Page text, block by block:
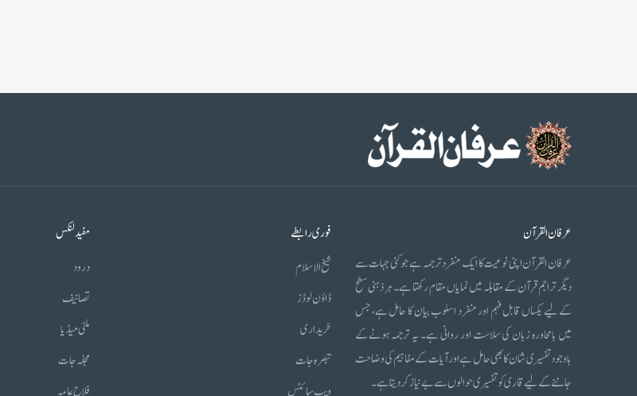
عرفان القرآن
عرفان القرآن اپنی نوعیت کا ایک منفرد ترجمہ ہے جو کئی جہات سے
دیگر تراجم قرآن کے مقابلہ میں نمایاں مقام رکھتا ہے۔ ہر ذہنی سطح
کے لیے یکساں قابل فہم اور منفرد اسلوب بیان کا حامل ہے، جس
میں بامحاورہ زبان کی سلاست اور روانی ہے۔ یہ ترجمہ ہونے کے
باوجود تفسیری شان کا بھی حامل ہے اور آیات کے مفاہیم کی وضاحت
جاننے کے لیے قاری کو تفسیری حوالوں سے بے نیاز کر دیتا ہے۔
فوری رابطے
شیخ الاسلام
ڈاؤن لوڈز
خریداری
تبصرہ جات
ویب سائٹس
مفید لنکس
درود
تصانیف
ملٹی میڈیا
مجلہ جات
فلاح عامہ